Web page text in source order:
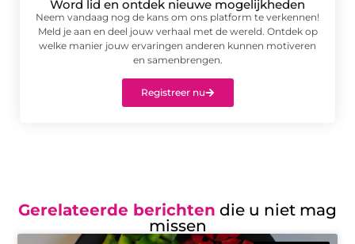
Word lid en ontdek nieuwe mogelijkheden
Neem vandaag nog de kans om ons platform te verkennen!
Meld je aan en deel jouw verhaal met de wereld. Ontdek op
welke manier jouw ervaringen anderen kunnen motiveren
en samenbrengen.
Registreer nu
Gerelateerde berichten die u niet mag
missen